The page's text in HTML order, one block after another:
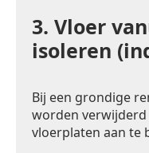
3. Vloer
isoleren
Bij een grondige
worden
vloerplaten aan te